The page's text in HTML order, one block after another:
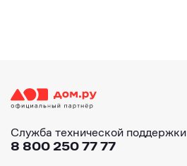
Служба технической поддержки
8 800 250 77 77